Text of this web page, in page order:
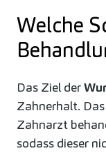
Welche
Das Ziel der
Zahnerhalt.
Zahnarzt
sodass dieser